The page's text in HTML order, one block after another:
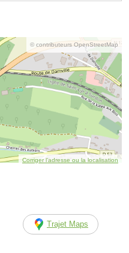
© contributeurs OpenStreetMap
Corriger l’adresse ou la localisation
Trajet Maps